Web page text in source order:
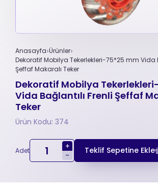
Anasayfa Ürünler
Dekoratif Mobilya Tekerlekleri-75*25 mm Vida
Şeffaf Makaralı Teker
Dekoratif Mobilya
Vida Bağlantılı Frenli Şeffaf
Teker
Ürün Kodu: 374
Adet
+
-
Teklif Sepetine Ekle